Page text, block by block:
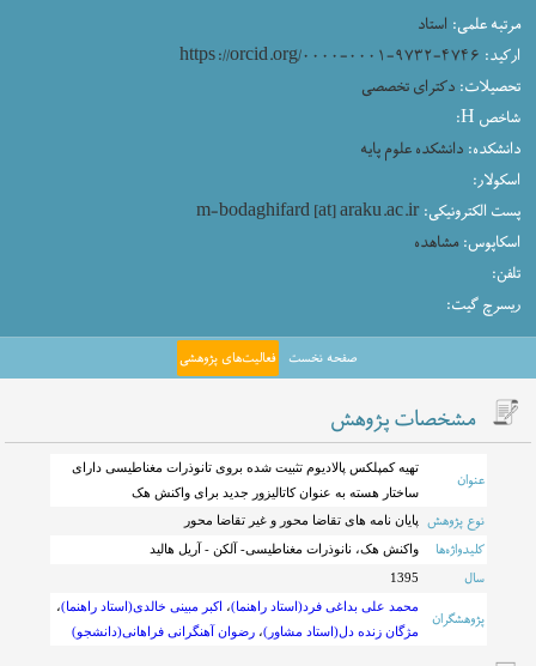
مرتبه علمی: استاد
ارکید: https://orcid.org/۰۰۰۰-۰۰۰۱-۹۷۳۲-۴۷۴۶
تحصیلات: دکترای تخصصی
شاخص H:
دانشکده: دانشکده علوم پایه
اسکولار:
پست الکترونیکی: m-bodaghifard [at] araku.ac.ir
اسکاپوس: مشاهده
تلفن:
ریسرچ گیت:
صفحه نخست فعالیت‌های پژوهشی
مشخصات پژوهش
عنوان
تهیه کمپلکس پالادیوم تثبیت شده بروی تانوذرات مغناطیسی دارای
ساختار هسته به عنوان کاتالیزور جدید برای واکنش هک
نوع پژوهش پایان نامه های تقاضا محور و غیر تقاضا محور
کلیدواژه‌ها واکنش هک، نانوذرات مغناطیسی- آلکن - آریل هالید
سال 1395
پژوهشگران محمد علی بداغی فرد(استاد راهنما)، اکبر مبینی خالدی(استاد راهنما)،
مژگان زنده دل(استاد مشاور)،رضوان آهنگرانی فراهانی(دانشجو)